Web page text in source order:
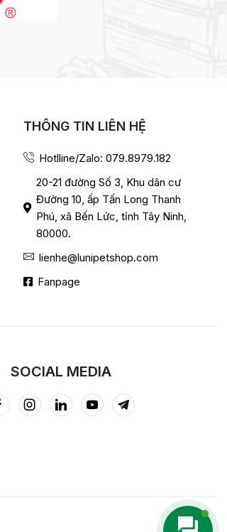
THÔNG TIN LIÊN HỆ
Hotlline/Zalo: 079.8979.182
20-21 đường Số 3, Khu dân cư
Đường 10, ấp Tấn Long Thanh
Phú, xã Bến Lức, tỉnh Tây Ninh,
80000.
lienhe@lunipetshop.com
Fanpage
SOCIAL MEDIA